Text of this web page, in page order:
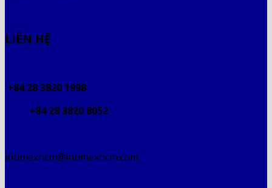
LIÊN HỆ
+84 28 3820 1998
+84 28 3820 8052
intimexhcm@intimexhcm.com